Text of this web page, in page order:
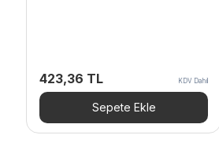
423,36 TL KDV Dahil
Sepete Ekle